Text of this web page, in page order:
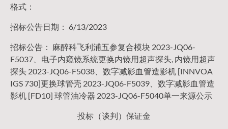
格式：
招标公告日期： 6/13/2023
招标公告： 麻醉科飞利浦五参复合模块 2023-JQ06-
F5037、电子内窥镜系统更换内镜用超声探头, 内镜用超声
探头 2023-JQ06-F5038、数字减影血管造影机 [INNVOA
IGS 730]更换球管壳 2023-JQ06-F5039、数字减影血管造
影机 [FD10] 球管油冷器 2023-JQ06-F5040单一来源公示
投标（谈判）保证金